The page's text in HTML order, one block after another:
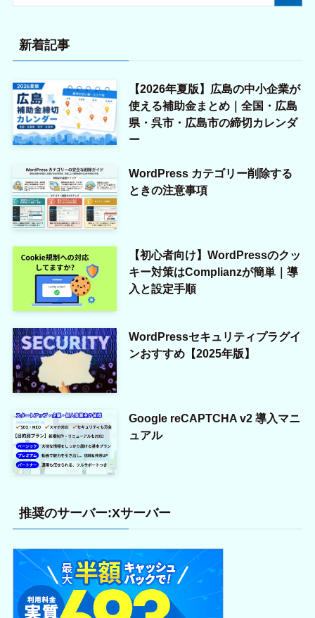
新着記事
【2026年夏版】広島の中小企業が
使える補助金まとめ｜全国・広島
県・呉市・広島市の締切カレンダ
ー
WordPress カテゴリー削除する
ときの注意事項
【初心者向け】WordPressのクッ
キー対策はComplianzが簡単｜導
入と設定手順
WordPressセキュリティプラグイ
ンおすすめ【2025年版】
Google reCAPTCHA v2 導入マニ
ュアル
推奨のサーバー:Xサーバー